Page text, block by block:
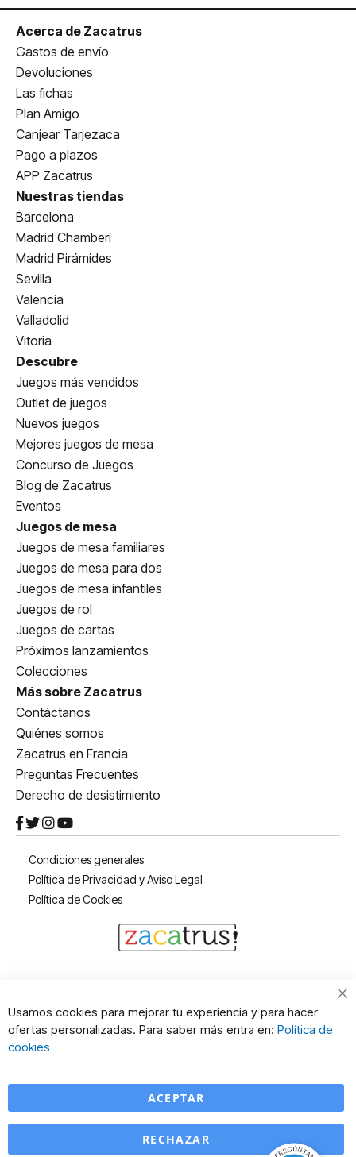
Acerca de Zacatrus
Gastos de envío
Devoluciones
Las fichas
Plan Amigo
Canjear Tarjezaca
Pago a plazos
APP Zacatrus
Nuestras tiendas
Barcelona
Madrid Chamberí
Madrid Pirámides
Sevilla
Valencia
Valladolid
Vitoria
Descubre
Juegos más vendidos
Outlet de juegos
Nuevos juegos
Mejores juegos de mesa
Concurso de Juegos
Blog de Zacatrus
Eventos
Juegos de mesa
Juegos de mesa familiares
Juegos de mesa para dos
Juegos de mesa infantiles
Juegos de rol
Juegos de cartas
Próximos lanzamientos
Colecciones
Más sobre Zacatrus
Contáctanos
Quiénes somos
Zacatrus en Francia
Preguntas Frecuentes
Derecho de desistimiento
Condiciones generales
Política de Privacidad y Aviso Legal
Política de Cookies
Usamos cookies para mejorar tu experiencia y para hacer
ofertas personalizadas. Para saber más entra en: Política de
cookies
ACEPTAR
RECHAZAR